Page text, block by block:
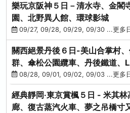
樂玩京阪神５日－清水寺、金閣
園、北野異人館、環球影城
09/27, 09/28, 09/29, 09/30 ...更多
關西絕景丹後６日-美山合掌村
群、傘松公園纜車、丹後鐵道、
08/28, 09/01, 09/02, 09/03 ...更多
經典靜岡‧東京賞楓５日 - 米其
廊、復古蒸汽火車、夢之吊橋寸